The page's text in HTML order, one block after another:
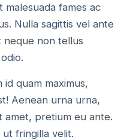
fames ac
Nulla sagittis vel ante
neque non tellus
id quam maximus,
Aenean urna urna,
amet, pretium eu ante.
fringilla velit.